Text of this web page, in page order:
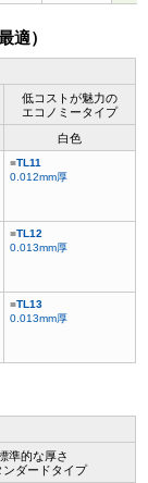
適）
低コストが魅力の
エコノミータイプ
白色
TL11
0.012mm厚
TL12
0.013mm厚
TL13
0.013mm厚
準的な厚さ
ンダードタイプ